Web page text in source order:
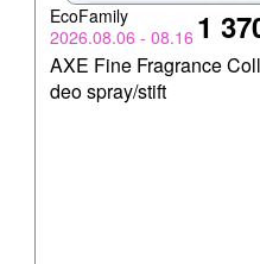
EcoFamily
2026.08.06 - 08.16 1
AXE Fine Fragrance
deo spray/stift